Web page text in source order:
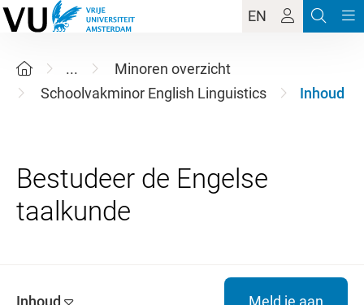
EN
...
Minoren overzicht
Schoolvakminor English Linguistics
Inhoud
Bestudeer de Engelse
Inhoud Meld je aan